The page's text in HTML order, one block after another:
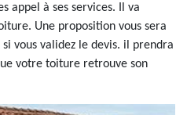
appel à ses services. Il va
Une proposition vous sera
vous validez le devis. il prendra
votre toiture retrouve son